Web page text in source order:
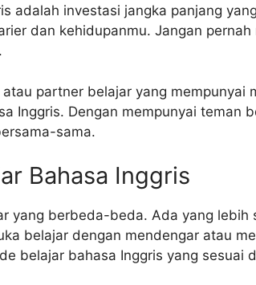
adalah investasi jangka panjang
dan kehidupanmu. Jangan pernah
partner belajar yang mempunyai
Inggris. Dengan mempunyai teman
sama.
Bahasa Inggris
yang berbeda-beda. Ada yang lebih
belajar dengan mendengar atau
belajar bahasa Inggris yang sesuai